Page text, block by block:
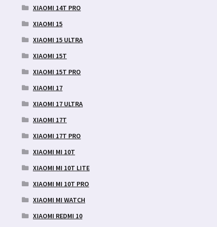
XIAOMI 14T PRO
XIAOMI 15
XIAOMI 15 ULTRA
XIAOMI 15T
XIAOMI 15T PRO
XIAOMI 17
XIAOMI 17 ULTRA
XIAOMI 17T
XIAOMI 17T PRO
XIAOMI MI 10T
XIAOMI MI 10T LITE
XIAOMI MI 10T PRO
XIAOMI MI WATCH
XIAOMI REDMI 10